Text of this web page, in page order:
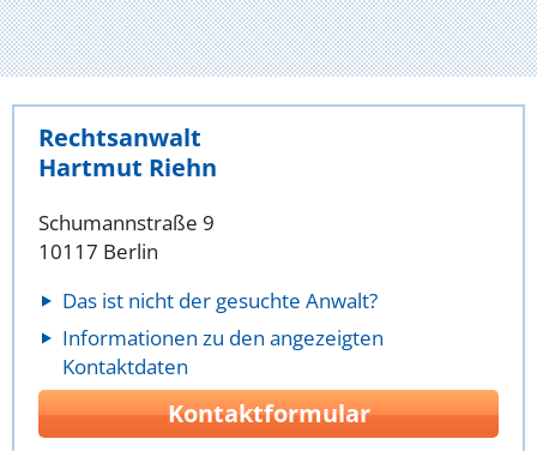
Rechtsanwalt
Hartmut Riehn
Schumannstraße 9
10117 Berlin
Das ist nicht der gesuchte Anwalt?
Informationen zu den angezeigten
Kontaktdaten
Kontaktformular